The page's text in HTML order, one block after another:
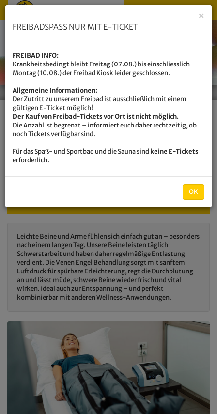
Venen Engel
Leichte Beine und Arme fühlen sich einfach gut an – besonders
nach einem langen Tag. Unsere Beine leisten täglich
Schwerstarbeit und haben daher regelmäßige Entlastung
verdient. Die Venen Engel Behandlung sorgt mit sanftem
Luftdruck für spürbare Erleichterung, regt die Durchblutung
an und lässt müde, schwere Beine wieder frisch und vital
wirken. Ideal auch zur Entspannung – und perfekt
kombinierbar mit anderen Wellness-Anwendungen.
×
FREIBADSPASS NUR MIT E-TICKET
FREIBAD INFO:
Krankheitsbedingt bleibt Freitag (07.08.) bis einschliesslich
Montag (10.08.) der Freibad Kiosk leider geschlossen.
Allgemeine Informationen:
Der Zutritt zu unserem Freibad ist ausschließlich mit einem
gültigen E-Ticket möglich!
Der Kauf von Freibad-Tickets vor Ort ist nicht möglich.
Die Anzahl ist begrenzt – informiert euch daher rechtzeitig, ob
noch Tickets verfügbar sind.
Für das Spaß- und Sportbad und die Sauna sind keine E-Tickets
erforderlich.
OK